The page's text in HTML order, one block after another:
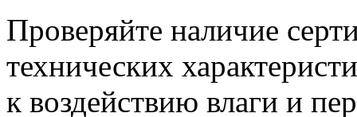
Проверяйте наличие
технических
к воздействию влаги и